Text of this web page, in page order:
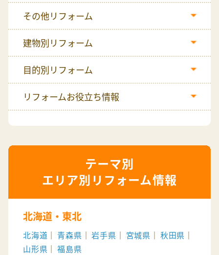
その他リフォーム
建物別リフォーム
目的別リフォーム
リフォームお役立ち情報
エリア別リフォーム情報
北海道・東北
北海道 青森県 岩手県 宮城県
秋田県
山形県
福島県